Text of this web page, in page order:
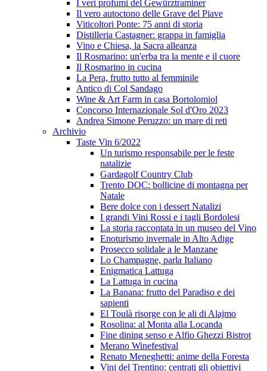
I veri profumi del Gewürztraminer
Il vero autoctono delle Grave del Piave
Viticoltori Ponte: 75 anni di storia
Distilleria Castagner: grappa in famiglia
Vino e Chiesa, la Sacra alleanza
Il Rosmarino: un'erba tra la mente e il cuore
Il Rosmarino in cucina
La Pera, frutto tutto al femminile
Antico di Col Sandago
Wine & Art Farm in casa Bortolomiol
Concorso Internazionale Sol d'Oro 2023
Andrea Simone Peruzzo: un mare di reti
Archivio
Taste Vin 6/2022
Un turismo responsabile per le feste
natalizie
Gardagolf Country Club
Trento DOC: bollicine di montagna per
Natale
Bere dolce con i dessert Natalizi
I grandi Vini Rossi e i tagli Bordolesi
La storia raccontata in un museo del Vino
Enoturismo invernale in Alto Adige
Prosecco solidale a le Manzane
Lo Champagne, parla Italiano
Enigmatica Lattuga
La Lattuga in cucina
La Banana: frutto del Paradiso e dei
sapienti
El Toulà risorge con le ali di Alajmo
Rosolina: al Monta alla Locanda
Fine dining senso e Alfio Ghezzi Bistrot
Merano Winefestival
Renato Meneghetti: anime della Foresta
Vini del Trentino: centrati gli obiettivi